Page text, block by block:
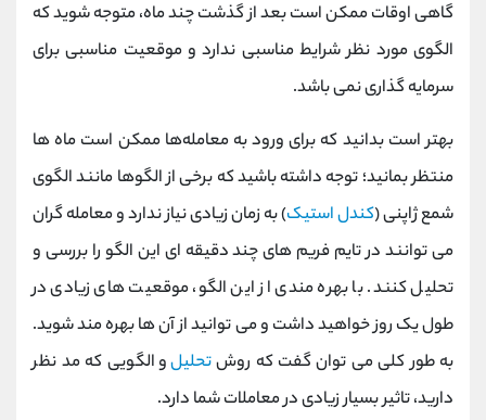
گاهی اوقات ممکن است بعد از گذشت چند ماه، متوجه شوید که
الگوی مورد نظر شرایط مناسبی ندارد و موقعیت مناسبی برای
سرمایه گذاری نمی‌ باشد.
بهتر است بدانید که برای ورود به معامله‌ها ممکن است ماه‌ ها
منتظر بمانید؛ توجه داشته باشید که برخی از الگوها مانند الگوی
شمع ژاپنی (کندل استیک) به زمان زیادی نیاز ندارد و معامله گران
می‌ توانند در تایم فریم‌ های چند دقیقه ‌ای این الگو را بررسی و
تحلیل کنند. با بهره مندی از این الگو‌، موقعیت ‌های زیادی در
طول یک روز خواهید داشت و می ‌توانید از آن ‌ها بهره مند شوید.
به طور کلی می‌ توان گفت که روشتحلیلو الگویی که مد نظر
دارید، تاثیر بسیار زیادی در معاملات شما دارد.